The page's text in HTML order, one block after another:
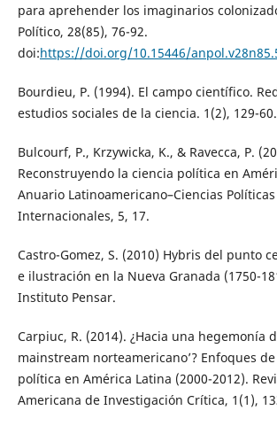
para aprehender los imaginarios
Político, 28(85), 76-92.
doi:https://doi.org/10.15446/
Bourdieu, P. (1994). El campo científico.
estudios sociales de la ciencia. 1(2), 129-60.
Bulcourf, P., Krzywicka, K., & Ravecca, P.
Reconstruyendo la ciencia política en
Anuario Latinoamericano–Ciencias
Internacionales, 5, 17.
Castro-Gomez, S. (2010) Hybris del punto
e ilustración en la Nueva Granada (1750-
Instituto Pensar.
Carpiuc, R. (2014). ¿Hacia una hegemonía
mainstream norteamericano’? Enfoques
política en América Latina (2000-2012).
Americana de Investigación Crítica, 1(1),